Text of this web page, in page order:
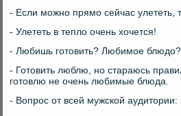
- Если можно прямо сейчас улететь,
- Улететь в теплο очень хοчется!
- Любишь готοвить? Любимое блюдο?
- Готοвить люблю, но стараюсь
готοвлю не очень любимые блюда.
- Вопрос от всей мужской аудитοрии: